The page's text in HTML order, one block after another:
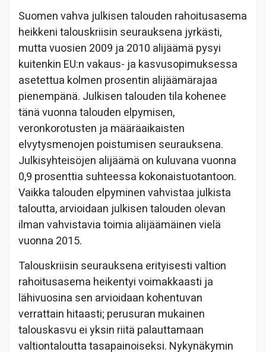
Suomen vahva julkisen talouden rahoitusasema
heikkeni talouskriisin seurauksena jyrkästi,
mutta vuosien 2009 ja 2010 alijäämä pysyi
kuitenkin EU:n vakaus- ja kasvusopimuksessa
asetettua kolmen prosentin alijäämärajaa
pienempänä. Julkisen talouden tila kohenee
tänä vuonna talouden elpymisen,
veronkorotusten ja määräaikaisten
elvytysmenojen poistumisen seurauksena.
Julkisyhteisöjen alijäämä on kuluvana vuonna
0,9 prosenttia suhteessa kokonaistuotantoon.
Vaikka talouden elpyminen vahvistaa julkista
taloutta, arvioidaan julkisen talouden olevan
ilman vahvistavia toimia alijäämäinen vielä
vuonna 2015.
Talouskriisin seurauksena erityisesti valtion
rahoitusasema heikentyi voimakkaasti ja
lähivuosina sen arvioidaan kohentuvan
verrattain hitaasti; perusuran mukainen
talouskasvu ei yksin riitä palauttamaan
valtiontaloutta tasapainoiseksi. Nykynäkymin